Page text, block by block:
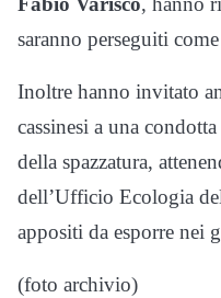
saranno perseguiti
Inoltre hanno invitato
cassinesi a una
della spazzatura,
dell’Ufficio Ecologia
appositi da esporre nei
(foto archivio)